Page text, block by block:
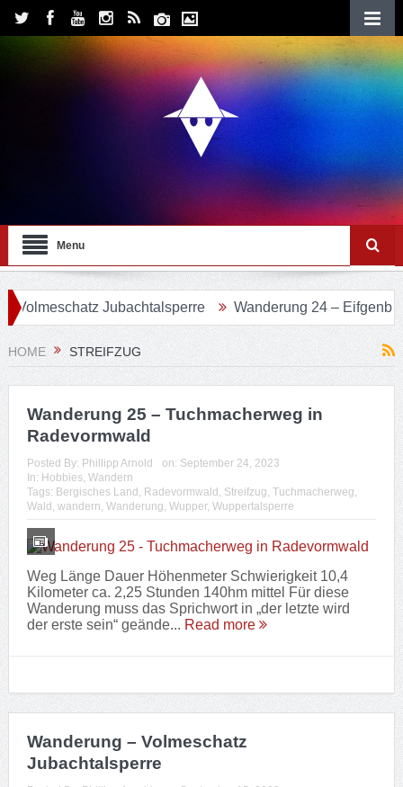
Menu
Jubachtalsperre Wanderung 24 –
HOME STREIFZUG
Wanderung 25 – Tuchmacherweg in
Radevormwald
Posted By: Phillipp Arnold on: September 24, 2023
In: Hobbies, Wandern
Tags: Bergisches Land Radevormwald Streifzug Tuchmacherweg
Wald wandern Wanderung Wupper, Wuppertalsperre
Weg Länge Dauer Höhenmeter Schwierigkeit 10,4
Kilometer ca. 2,25 Stunden 140hm mittel Für diese
Wanderung muss das Sprichwort in „der letzte wird
der erste sein“ geände... Read more
Wanderung – Volmeschatz
Jubachtalsperre